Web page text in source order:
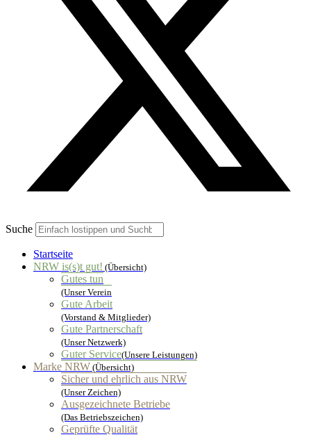
Suche
Startseite
NRW is(s)t gut! (Übersicht)
Gutes tun
(Unser Verein
Gute Arbeit
(Vorstand & Mitglieder)
Gute Partnerschaft
(Unser Netzwerk)
Guter Service(Unsere Leistungen)
Marke NRW (Übersicht)
Sicher und ehrlich aus NRW
(Unser Zeichen)
Ausgezeichnete Betriebe
(Das Betriebszeichen)
Geprüfte Qualität